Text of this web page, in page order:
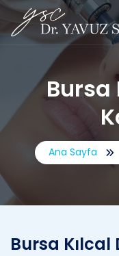
Bursa
Ana Sayfa
Bursa